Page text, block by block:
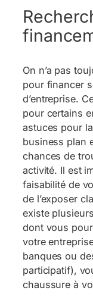
On n’a pas
pour financer
d’entreprise.
pour certains
astuces pour
business plan
chances de
activité. Il est
faisabilité de
de l’exposer
existe
dont vous
votre
banques ou
participatif),
chaussure à